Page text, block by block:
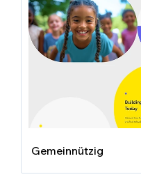
Gemeinnützig